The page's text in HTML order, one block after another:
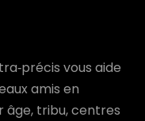
vous aide
amis en
âge, tribu, centres